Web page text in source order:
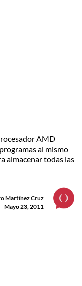
AMD
al mismo
almacenar todas las
Martínez Cruz
Mayo 23, 2011